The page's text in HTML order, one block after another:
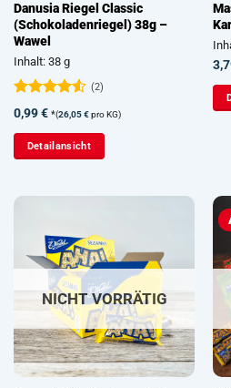
Danusia Riegel Classic
(Schokoladenriegel) 38g –
Wawel
Inhalt: 38 g
Bewertet
mit 4.5
von 5
(2)
0,99€ *(26,05€pro KG)
Detailansicht
NICHT VORRÄTIG